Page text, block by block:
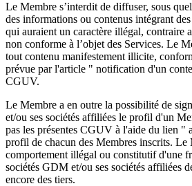
Le Membre s’interdit de diffuser, sous
des informations ou contenus intégrant
qui auraient un caractère illégal, contraire
non conforme à l’objet des Services. Le
tout contenu manifestement illicite,
prévue par l'article " notification d'un
CGUV.
Le Membre a en outre la possibilité de
et/ou ses sociétés affiliées le profil d'un
pas les présentes CGUV à l'aide du lien "
profil de chacun des Membres inscrits. Le
comportement illégal ou constitutif d'une
sociétés GDM et/ou ses sociétés affiliées
encore des tiers.